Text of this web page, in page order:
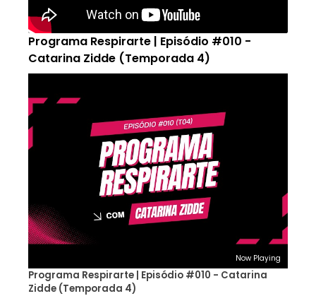
Programa Respirarte | Episódio #010 -
Catarina Zidde (Temporada 4)
Now Playing
Programa Respirarte | Episódio #010 - Catarina
Zidde (Temporada 4)